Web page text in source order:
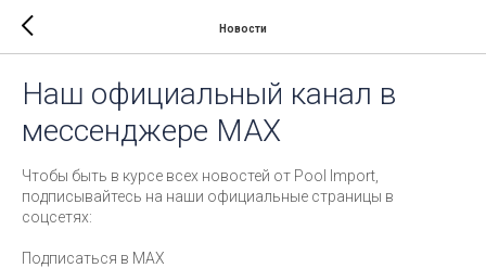
Новости
Наш официальный канал в
мессенджере MAX
Чтобы быть в курсе всех новостей от Pool Import,
подписывайтесь на наши официальные страницы в
соцсетях:
Подписаться в MAX